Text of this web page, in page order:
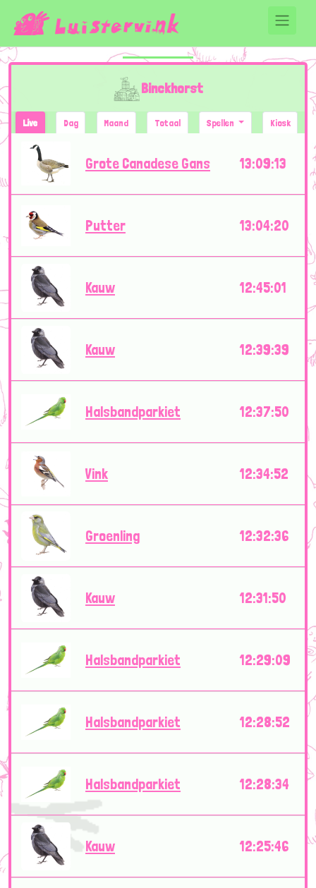
Binckhorst
Live Dag Maand Totaal Spellen Kiosk
Grote Canadese Gans 13:09:13
Putter 13:04:20
Kauw 12:45:01
Kauw 12:39:39
Halsbandparkiet 12:37:50
Vink 12:34:52
Groenling 12:32:36
Kauw 12:31:50
Halsbandparkiet 12:29:09
Halsbandparkiet 12:28:52
Halsbandparkiet 12:28:34
Kauw 12:25:46